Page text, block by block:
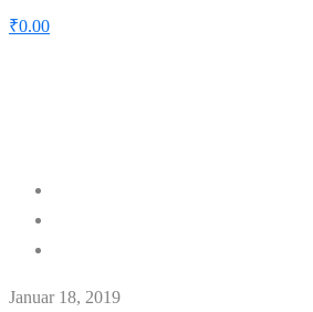
₹0.00
Januar 18, 2019